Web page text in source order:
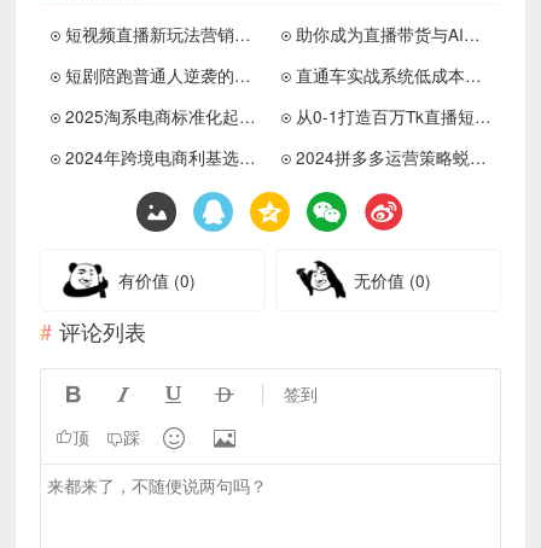
短视频直播新玩法营销必修课
助你成为直播带货与AI创意达人
短剧陪跑普通人逆袭的新赛道
直通车实战系统低成本获客
2025淘系电商标准化起店私教
从0-1打造百万Tk直播短视频
2024年跨境电商利基选品案例
2024拼多多运营策略蜕变3.0
有价值 (0) 无价值 (0)
评论列表
    签到
顶 踩  